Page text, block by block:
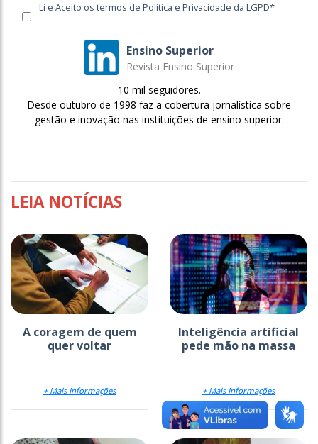
Li e Aceito os termos de Política e Privacidade da LGPD*
Ensino Superior
Revista Ensino Superior
10 mil seguidores.
Desde outubro de 1998 faz a cobertura jornalística sobre
gestão e inovação nas instituições de ensino superior.
LEIA NOTÍCIAS
A coragem de quem
quer voltar
+ Mais Informações
Inteligência artificial
pede mão na massa
+ Mais Informações